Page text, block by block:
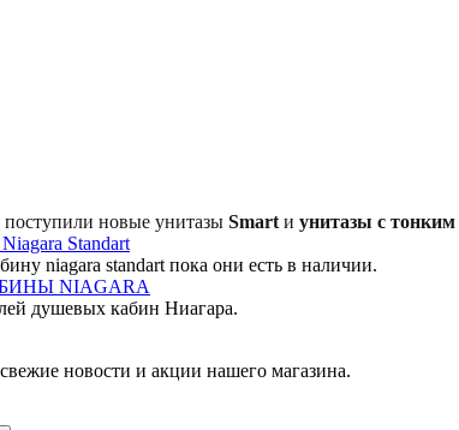
новые унитазы Smart и унитазы с
Standart
niagara standart пока они есть в наличии.
NIAGARA
душевых кабин Ниагара.
новости и акции нашего магазина.